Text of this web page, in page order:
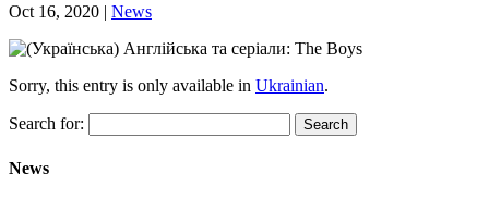
Oct 16, 2020 | News
Sorry, this entry is only available in Ukrainian.
Search for:
News